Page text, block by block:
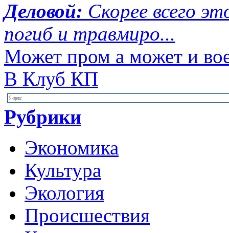
Деловой: Скорее всего
погиб и травмиро...
Может пром а может и
В Клуб КП
Рубрики
Экономика
Культура
Экология
Происшествия